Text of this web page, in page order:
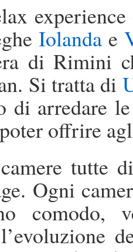
Iolanda e
di Rimini
Si tratta di
di arredare
offrire
tutte
Ogni
comodo,